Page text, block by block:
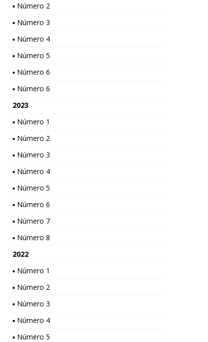
▪ Número 2
▪ Número 3
▪ Número 4
▪ Número 5
▪ Número 6
▪ Número 6
2023
▪ Número 1
▪ Número 2
▪ Número 3
▪ Número 4
▪ Número 5
▪ Número 6
▪ Número 7
▪ Número 8
2022
▪ Número 1
▪ Número 2
▪ Número 3
▪ Número 4
▪ Número 5